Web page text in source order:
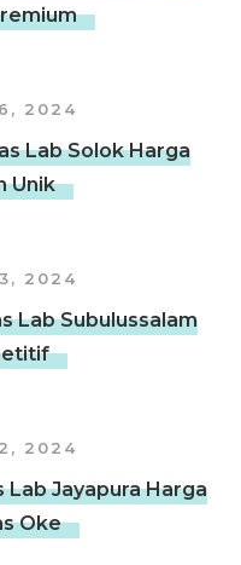
2024
Lab Solok Harga
Unik
2024
Lab Subulussalam
2024
Lab Jayapura Harga
Oke